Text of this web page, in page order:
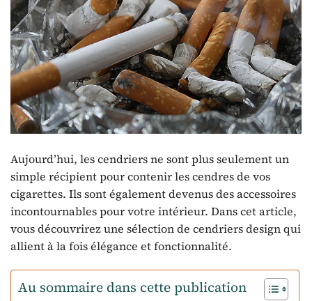
Aujourd’hui, les cendriers ne sont plus seulement un
simple récipient pour contenir les cendres de vos
cigarettes. Ils sont également devenus des accessoires
incontournables pour votre intérieur. Dans cet article,
vous découvrirez une sélection de cendriers design qui
allient à la fois élégance et fonctionnalité.
Au sommaire dans cette publication